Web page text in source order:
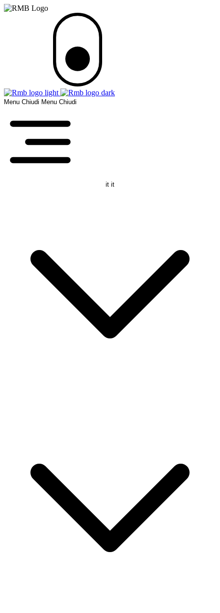
Menu Chiudi Menu Chiudi
it it